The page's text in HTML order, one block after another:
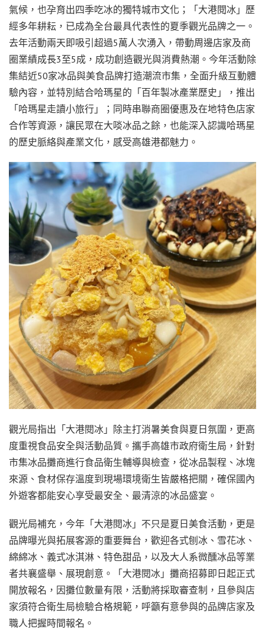
氣候，也孕育出四季吃冰的獨特城市文化；「大港閱冰」歷
經多年耕耘，已成為全台最具代表性的夏季觀光品牌之一。
去年活動兩天即吸引超過5萬人次湧入，帶動周邊店家及商
圈業績成長3至5成，成功創造觀光與消費熱潮。今年活動除
集結近50家冰品與美食品牌打造潮流市集，全面升級互動體
驗內容，並特別結合哈瑪星的「百年製冰產業歷史」，推出
「哈瑪星走讀小旅行」；同時串聯商圈優惠及在地特色店家
合作等資源，讓民眾在大啖冰品之餘，也能深入認識哈瑪星
的歷史脈絡與產業文化，感受高雄港都魅力。
觀光局指出「大港閱冰」除主打消暑美食與夏日氛圍，更高
度重視食品安全與活動品質。攜手高雄市政府衛生局，針對
市集冰品攤商進行食品衛生輔導與檢查，從冰品製程、冰塊
來源、食材保存溫度到現場環境衛生皆嚴格把關，確保國內
外遊客都能安心享受最安全、最清涼的冰品盛宴。
觀光局補充，今年「大港閱冰」不只是夏日美食活動，更是
品牌曝光與拓展客源的重要舞台，歡迎各式刨冰、雪花冰、
綿綿冰、義式冰淇淋、特色甜品，以及大人系微醺冰品等業
者共襄盛舉、展現創意。「大港閱冰」攤商招募即日起正式
開放報名，因攤位數量有限，活動將採取審查制，且參與店
家須符合衛生局檢驗合格規範，呼籲有意參與的品牌店家及
職人把握時間報名。